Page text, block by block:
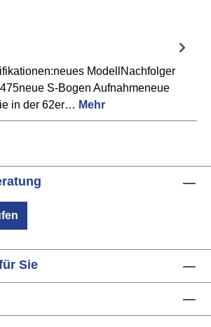
ModellNachfolger
S-Bogen Aufnahmeneue
in der 62er… Mehr
Sie